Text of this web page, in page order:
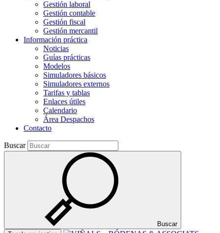
Gestión laboral
Gestión contable
Gestión fiscal
Gestión mercantil
Información práctica
Noticias
Guías prácticas
Modelos
Simuladores básicos
Simuladores externos
Tarifas y tablas
Enlaces útiles
Calendario
Área Despachos
Contacto
Buscar
Buscar